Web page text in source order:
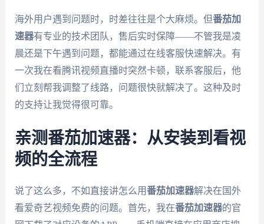
海外用户遇到问题时，时差往往是个大麻烦。但番茄加
速器有专业的技术团队，售后实时保障——不管我是凌
晨还是下午遇到问题，都能通过在线客服快速解决。有
一次我在看腾讯视频直播时突然卡顿，联系客服后，他
们立刻帮我调整了线路，问题很快就解决了。这种及时
的支持让我觉得很可靠。
亲测番茄加速器：从安装到看视
频的全流程
说了这么多，不如直接讲怎么用番茄加速器解决在国外
看爱奇艺视频免费的问题。首先，我在番茄加速器的官